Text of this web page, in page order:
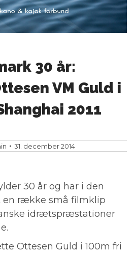
30 år:
VM Guld i
2011
31. december 2014
30 år og har i den
en række små filmklip
idrætspræstationer
Ottesen Guld i 100m fri